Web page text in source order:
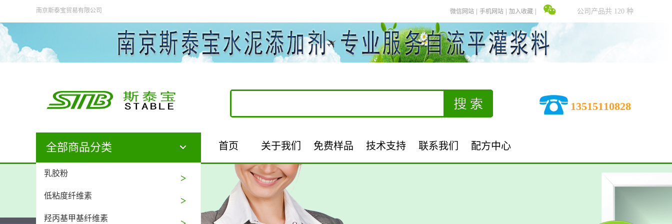
全部商品分类
乳胶粉
低粘度纤维素
羟丙基甲基纤维素
加入收藏
手机网站
微信网站 公司产品共 120 种
13515110828
南京斯泰宝贸易有限公司
首页 关于我们 免费样品 技术支持 联系我们 配方中心